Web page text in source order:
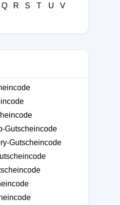
Q R S T U
V
Gutscheincode
Gutscheincode